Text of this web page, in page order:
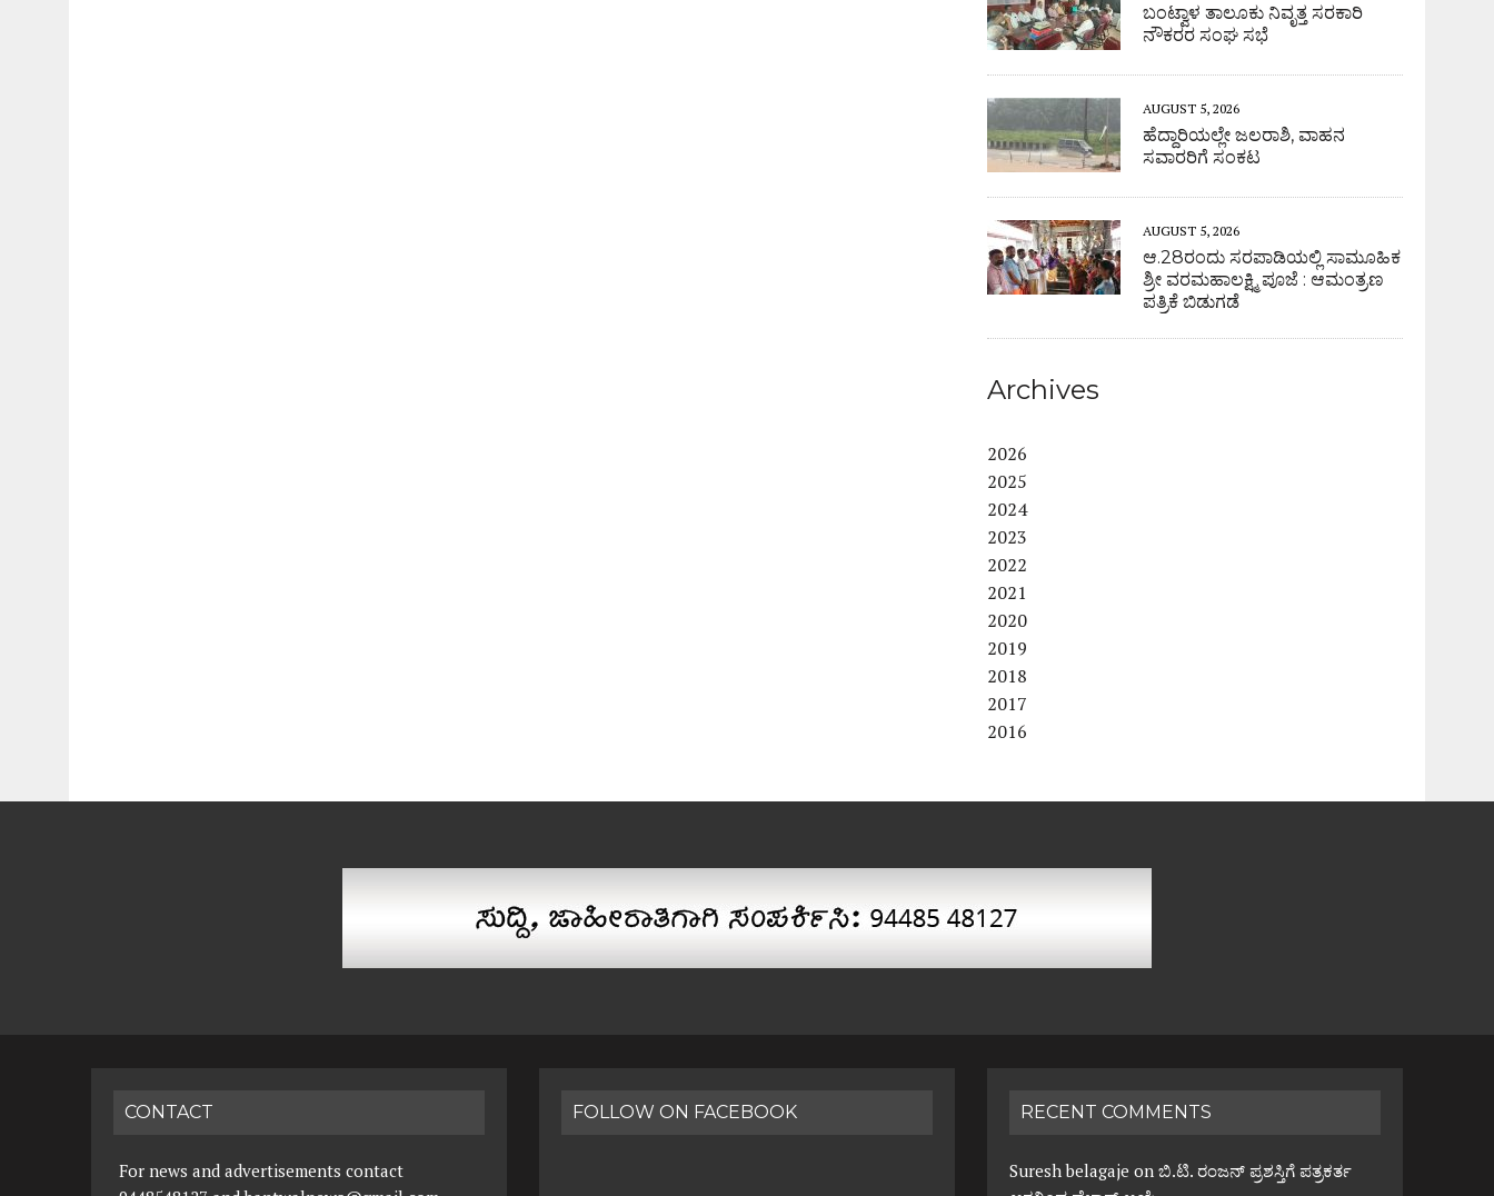
ಬಂಟ್ವಾಳ ತಾಲೂಕು ನಿವೃತ್ತ ಸರಕಾರಿ
ನೌಕರರ ಸಂಘ ಸಭೆ
AUGUST 5, 2026
ಹೆದ್ದಾರಿಯಲ್ಲೇ ಜಲರಾಶಿ, ವಾಹನ
ಸವಾರರಿಗೆ ಸಂಕಟ
AUGUST 5, 2026
ಆ.28ರಂದು ಸರಪಾಡಿಯಲ್ಲಿ ಸಾಮೂಹಿಕ
ಶ್ರೀ ವರಮಹಾಲಕ್ಷ್ಮಿ ಪೂಜೆ : ಆಮಂತ್ರಣ
ಪತ್ರಿಕೆ ಬಿಡುಗಡೆ
Archives
2026
2025
2024
2023
2022
2021
2020
2019
2018
2017
2016
CONTACT
For news and advertisements contact
FOLLOW ON FACEBOOK RECENT COMMENTS
Suresh belagaje onಬಿ.ಟಿ. ರಂಜನ್ ಪ್ರಶಸ್ತಿಗೆ ಪತ್ರಕರ್ತ